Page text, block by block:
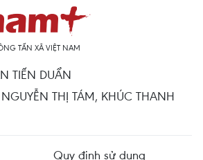
TẤN XÃ VIỆT NAM
TIẾN DUẨN
THỊ TÁM, KHÚC THANH
Quy định sử dụng